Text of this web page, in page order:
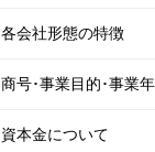
各会社形態の特徴
商号･事業目的･事業
資本金について